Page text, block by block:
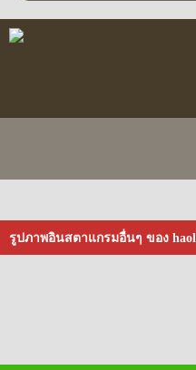
รูปภาพอินสตาแกรมอื่นๆ ของ